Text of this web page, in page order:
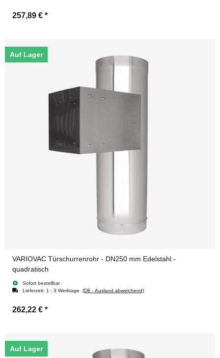
257,89 € *
Auf Lager
VARIOVAC Türschurrenrohr - DN250 mm Edelstahl -
quadratisch
Sofort bestellbar
Lieferzeit: 1 - 3 Werktage (DE - Ausland abweichend)
262,22 € *
Auf Lager